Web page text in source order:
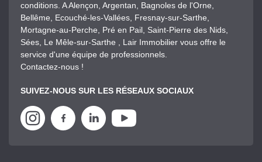
conditions. A Alençon, Argentan, Bagnoles de l'Orne,
Bellême, Ecouché-les-Vallées, Fresnay-sur-Sarthe,
Mortagne-au-Perche, Pré en Pail, Saint-Pierre des Nids,
Sées, Le Mêle-sur-Sarthe , Lair Immobilier vous offre le
service d'une équipe de professionnels.
Contactez-nous !
SUIVEZ-NOUS SUR LES RÉSEAUX SOCIAUX